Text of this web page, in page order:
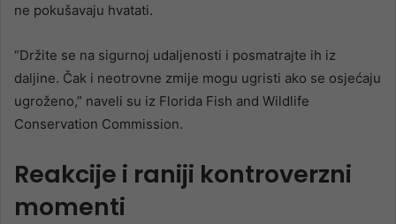
ne pokušavaju hvatati.
“Držite se na sigurnoj udaljenosti i posmatrajte ih iz
daljine. Čak i neotrovne zmije mogu ugristi ako se osjećaju
ugroženo,” naveli su iz Florida Fish and Wildlife
Conservation Commission.
Reakcije i raniji kontroverzni
momenti